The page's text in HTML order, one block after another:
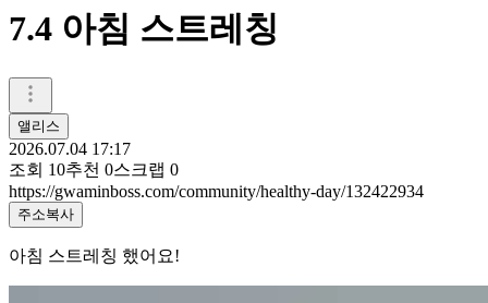
7.4 아침 스트레칭
앨리스
2026.07.04 17:17
조회 10추천 0스크랩 0
https://gwaminboss.com/community/healthy-day/132422934
주소복사
아침 스트레칭 했어요!